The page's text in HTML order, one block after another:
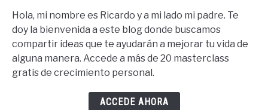
Hola, mi nombre es Ricardo y a mi lado mi padre. Te
doy la bienvenida a este blog donde buscamos
compartir ideas que te ayudarán a mejorar tu vida de
alguna manera. Accede a más de 20 masterclass
gratis de crecimiento personal.
ACCEDE AHORA